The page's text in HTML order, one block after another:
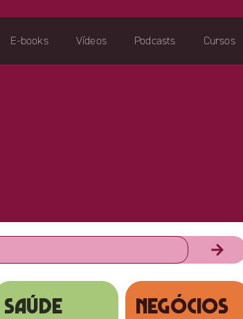
E-books Vídeos Podcasts Cursos
SAÚDE NEGÓCIOS